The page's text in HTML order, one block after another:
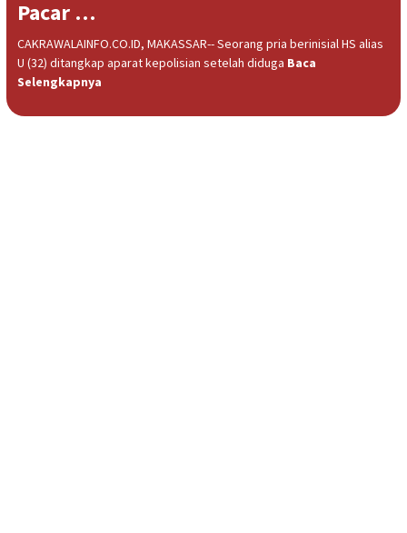
Pacar …
CAKRAWALAINFO.CO.ID, MAKASSAR-- Seorang pria berinisial HS alias
U (32) ditangkap aparat kepolisian setelah diduga Baca
Selengkapnya